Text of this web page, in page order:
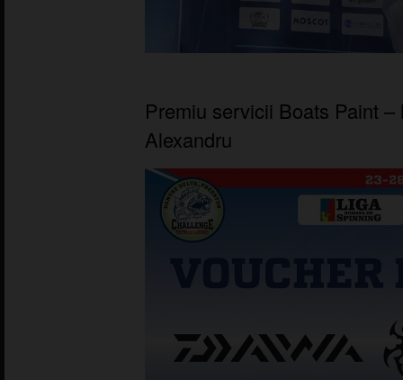
Premiu servicii Boats Paint
Alexandru